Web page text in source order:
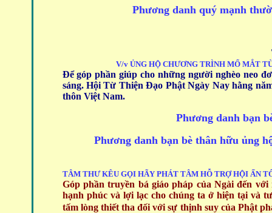
Phương danh quý mạnh
V/v ỦNG HỘ CHƯƠNG TRÌNH MỔ MẮT
Để góp phần giúp cho những người nghèo neo
sáng. Hội Từ Thiện Đạo Phật Ngày Nay hằng
thôn Việt Nam.
Phương danh bạn
Phương danh bạn bè thân hữu ủng
TÂM THƯ KÊU GỌI HÃY PHÁT TÂM HỖ TRỢHỘI ẤN
Góp phần truyền bá giáo pháp của Ngài đến
hạnh phúc và lợi lạc cho chúng ta ở hiện tại và
tấm lòng thiết tha đối với sự thịnh suy của Phật